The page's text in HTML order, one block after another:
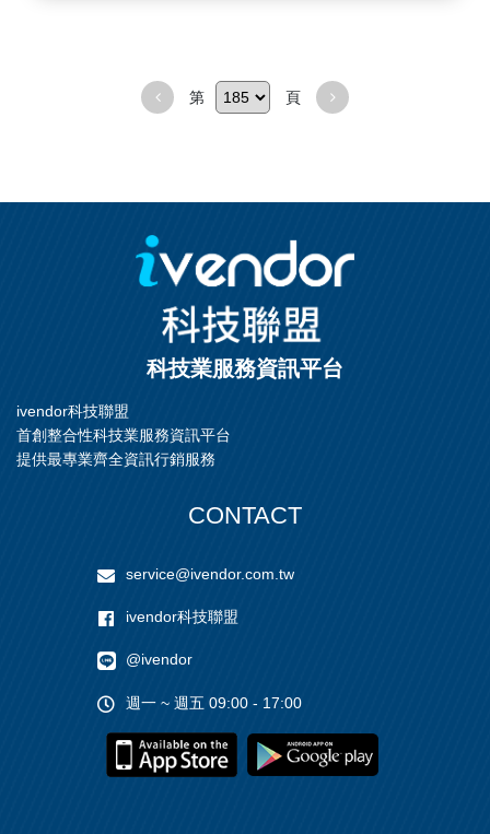
第 頁
科技業服務資訊平台
ivendor科技聯盟
首創整合性科技業服務資訊平台
提供最專業齊全資訊行銷服務
CONTACT
service@ivendor.com.tw
ivendor科技聯盟
@ivendor
週一 ~ 週五 09:00 - 17:00